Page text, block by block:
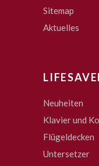
Sitemap
Aktuelles
Neuheiten
Klavier und
Flügeldecken
Untersetzer